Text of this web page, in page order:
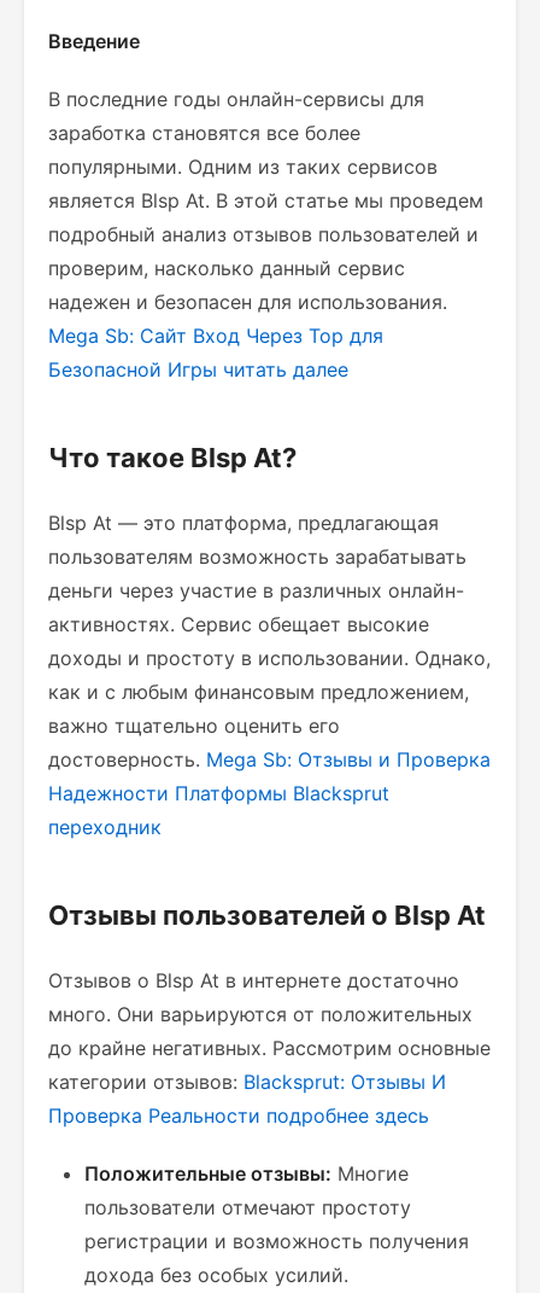
Введение
В последние годы онлайн-сервисы для
заработка становятся все более
популярными. Одним из таких сервисов
является Blsp At. В этой статье мы проведем
подробный анализ отзывов пользователей и
проверим, насколько данный сервис
надежен и безопасен для использования.
Mega Sb: Сайт Вход Через Тор для
Безопасной Игры читать далее
Что такое Blsp At?
Blsp At — это платформа, предлагающая
пользователям возможность зарабатывать
деньги через участие в различных онлайн-
активностях. Сервис обещает высокие
доходы и простоту в использовании. Однако,
как и с любым финансовым предложением,
важно тщательно оценить его
достоверность. Mega Sb: Отзывы и Проверка
Надежности Платформы Blacksprut
переходник
Отзывы пользователей о Blsp At
Отзывов о Blsp At в интернете достаточно
много. Они варьируются от положительных
до крайне негативных. Рассмотрим основные
категории отзывов: Blacksprut: Отзывы И
Проверка Реальности подробнее здесь
Положительные отзывы: Многие
пользователи отмечают простоту
регистрации и возможность получения
дохода без особых усилий.